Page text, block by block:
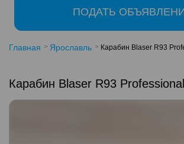
ПОДАТЬ
Главная Ярославль Карабин Blaser R93
Карабин Blaser R93